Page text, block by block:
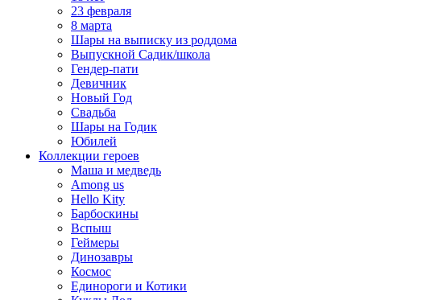
23 февраля
8 марта
Шары на выписку из роддома
Выпускной Садик/школа
Гендер-пати
Девичник
Новый Год
Свадьба
Шары на Годик
Юбилей
Коллекции героев
Маша и медведь
Among us
Hello Kity
Барбоскины
Вспыш
Геймеры
Динозавры
Космос
Единороги и Котики